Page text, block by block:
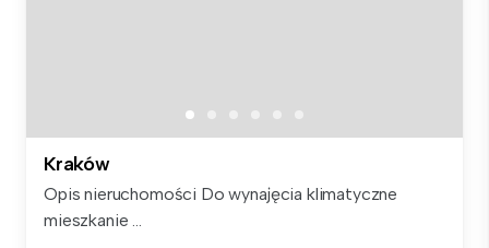
Kraków
Opis nieruchomości Do wynajęcia klimatyczne
mieszkanie ...